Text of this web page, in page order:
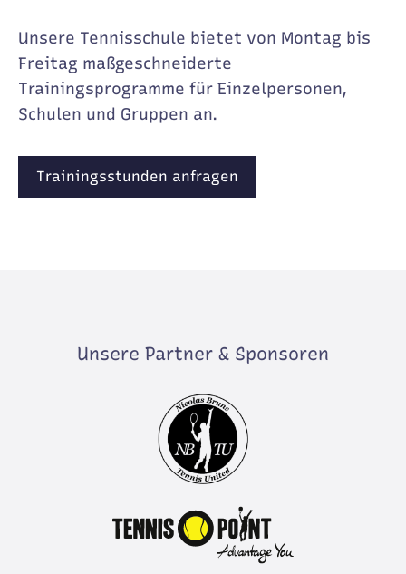
Unsere Tennisschule bietet von Montag bis
Freitag maßgeschneiderte
Trainingsprogramme für Einzelpersonen,
Schulen und Gruppen an.
Trainingsstunden anfragen
Unsere Partner & Sponsoren